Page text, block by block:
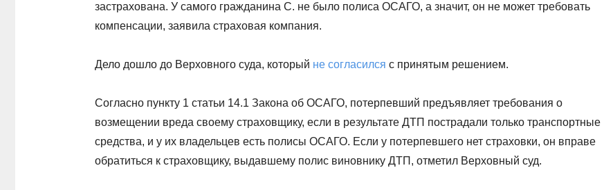
застрахована. У самого гражданина С. не было полиса ОСАГО, а значит, он не может требовать
компенсации, заявила страховая компания.
Дело дошло до Верховного суда, который не согласился с принятым решением.
Согласно пункту 1 статьи 14.1 Закона об ОСАГО, потерпевший предъявляет требования о
возмещении вреда своему страховщику, если в результате ДТП пострадали только транспортные
средства, и у их владельцев есть полисы ОСАГО. Если у потерпевшего нет страховки, он вправе
обратиться к страховщику, выдавшему полис виновнику ДТП, отметил Верховный суд.